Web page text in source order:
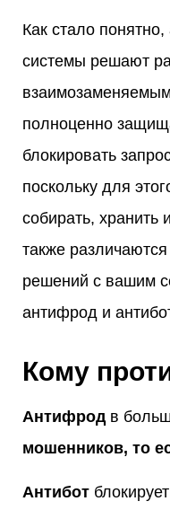
Как стало
системы решают
полноценно
блокировать
поскольку для
собирать, хранить
также
решений с вашим
антифрод и
Кому
Антифрод в
мошенников, то
Антибот